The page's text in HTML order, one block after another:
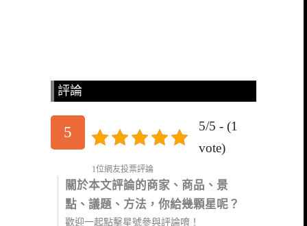
評論
5
5/5 - (1
vote)
1位網友投票評論
關於本文評論的商家、商品、景
點、議題、方法，你給幾顆星呢？
歡迎一起點擊星號參與評論唷！